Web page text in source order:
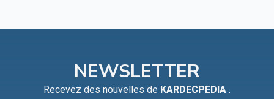
NEWSLETTER
Recevez des nouvelles de KARDECPEDIA .